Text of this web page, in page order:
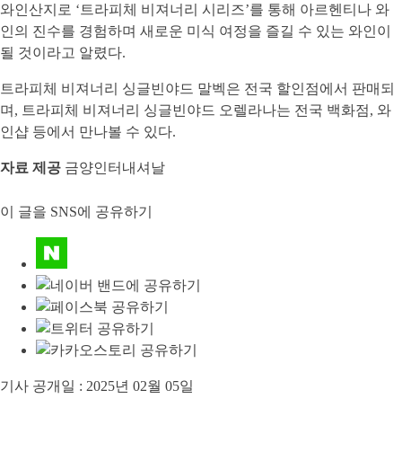
와인산지로 ‘트라피체 비져너리 시리즈’를 통해 아르헨티나 와
인의 진수를 경험하며 새로운 미식 여정을 즐길 수 있는 와인이
될 것이라고 알렸다.
트라피체 비져너리 싱글빈야드 말벡은 전국 할인점에서 판매되
며, 트라피체 비져너리 싱글빈야드 오렐라나는 전국 백화점, 와
인샵 등에서 만나볼 수 있다.
자료 제공 금양인터내셔날
이 글을 SNS에 공유하기
기사 공개일 : 2025년 02월 05일